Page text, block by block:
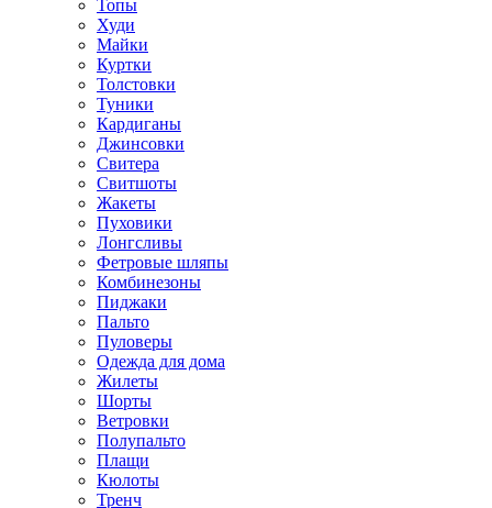
Топы
Худи
Майки
Куртки
Толстовки
Туники
Кардиганы
Джинсовки
Свитера
Свитшоты
Жакеты
Пуховики
Лонгсливы
Фетровые шляпы
Комбинезоны
Пиджаки
Пальто
Пуловеры
Одежда для дома
Жилеты
Шорты
Ветровки
Полупальто
Плащи
Кюлоты
Тренч